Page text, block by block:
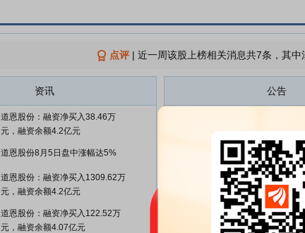
点评| 近一周该股上榜相关消息共7条，其中
资讯
道恩股份：融资净买入38.46万
元，融资余额4.2亿元
道恩股份8月5日盘中涨幅达5%
道恩股份：融资净买入1309.62万
元，融资余额4.2亿元
道恩股份：融资净买入122.52万
元，融资余额4.07亿元
公告
质押及再质押的公
道恩股份:关于公司
质押及再质押的公
道恩股份:2026年
道恩股份:关于控股
资设立全资子公司